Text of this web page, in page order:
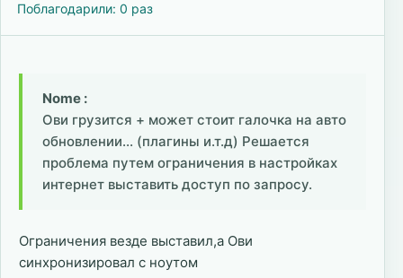
Поблагодарили: 0 раз
Nome :
Ови грузится + может стоит галочка на авто
обновлении... (плагины и.т.д) Решается
проблема путем ограничения в настройках
интернет выставить доступ по запросу.
Ограничения везде выставил,а Ови
синхронизировал с ноутом